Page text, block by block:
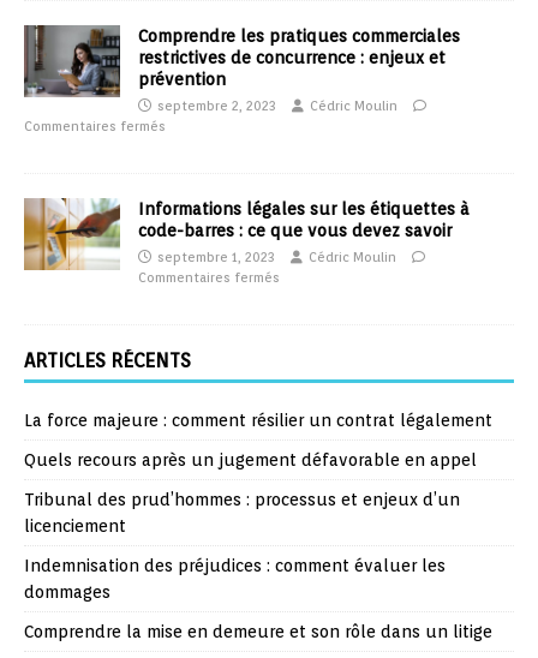
Comprendre les pratiques commerciales
restrictives de concurrence : enjeux et
prévention
septembre 2, 2023
Cédric Moulin
Commentaires fermés
Informations légales sur les étiquettes à
code-barres : ce que vous devez savoir
septembre 1, 2023
Cédric Moulin
Commentaires fermés
ARTICLES RÉCENTS
La force majeure : comment résilier un contrat légalement
Quels recours après un jugement défavorable en appel
Tribunal des prud’hommes : processus et enjeux d’un
licenciement
Indemnisation des préjudices : comment évaluer les
dommages
Comprendre la mise en demeure et son rôle dans un litige